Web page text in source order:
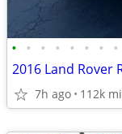
• • • • • • • •
7h ago 112k mi